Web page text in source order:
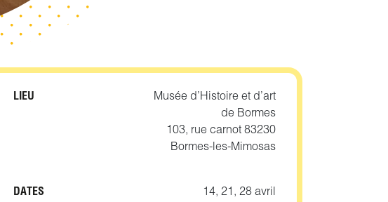
LIEU
Musée d’Histoire et d’art
de Bormes
103, rue carnot 83230
Bormes-les-Mimosas
DATES 14, 21, 28 avril